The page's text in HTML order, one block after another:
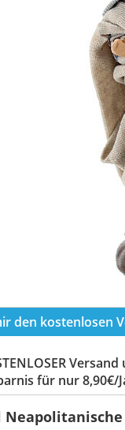
den kostenlosen
für nur 8,90€/